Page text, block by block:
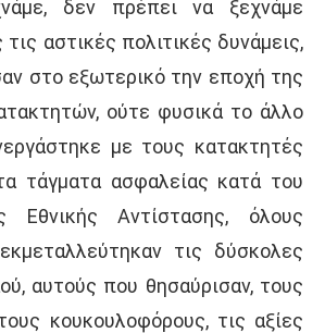
δεν πρέπει να ξεχνάμε
τις αστικές πολιτικές δυνάμεις,
στο εξωτερικό την εποχή της
ούτε φυσικά το άλλο
με τους κατακτητές
τάγματα ασφαλείας κατά του
Εθνικής Αντίστασης, όλους
τις δύσκολες
αυτούς που θησαύρισαν, τους
κουκουλοφόρους, τις αξίες